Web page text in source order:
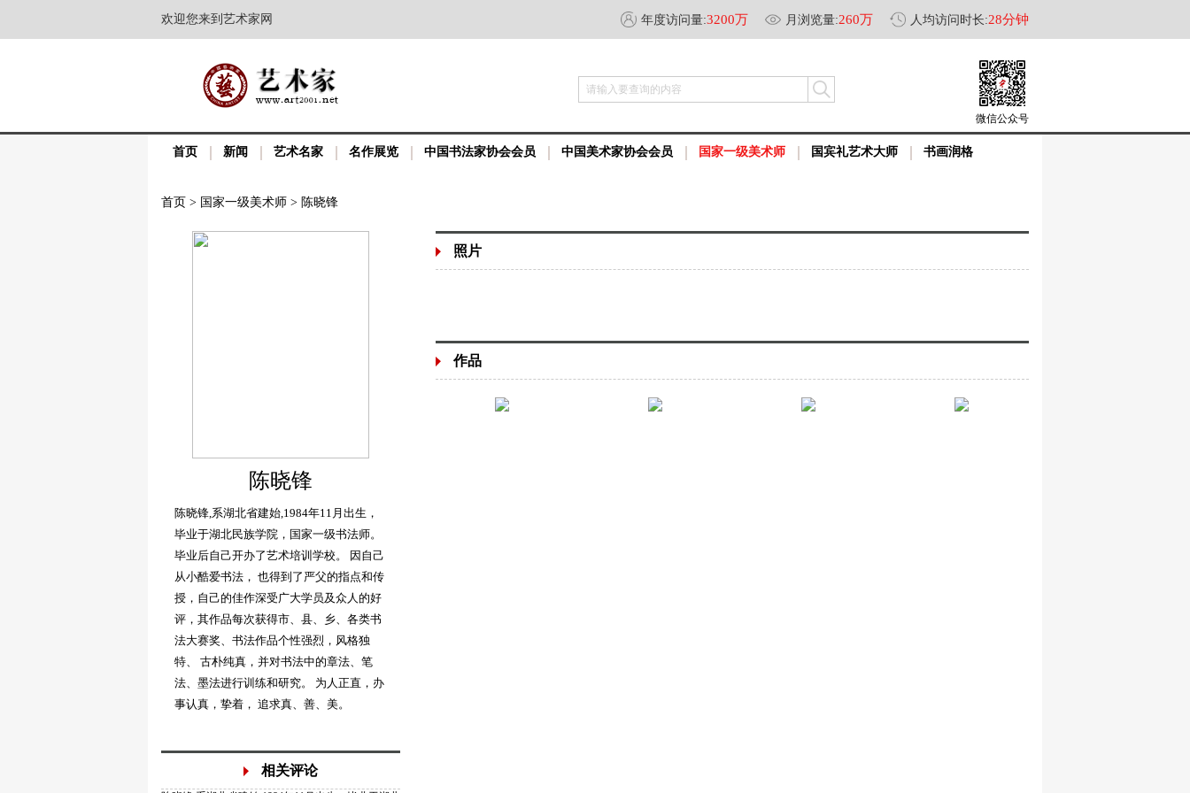
欢迎您来到艺术家网 年度访问量:3200万 月浏览量:260万 人均访问时长:28分钟
请输入要查询的内容
微信公众号
首页 新闻 艺术名家 名作展览 中国书法家协会会员 中国美术家协会会员 国家一级美术师 国宾礼艺术大师 书画润格
首页 > 国家一级美术师 > 陈晓锋
陈晓锋
陈晓锋,系湖北省建始,1984年11月出生，
毕业于湖北民族学院，国家一级书法师。
毕业后自己开办了艺术培训学校。 因自己
从小酷爱书法， 也得到了严父的指点和传
授，自己的佳作深受广大学员及众人的好
评，其作品每次获得市、县、乡、各类书
法大赛奖、书法作品个性强烈，风格独
特、 古朴纯真，并对书法中的章法、笔
法、墨法进行训练和研究。 为人正直，办
事认真，挚着， 追求真、善、美。
相关评论
照片
作品